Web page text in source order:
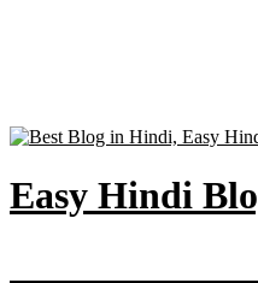
Easy Hindi